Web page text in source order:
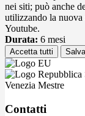
nei siti; può anche
utilizzando la
Youtube.
Durata: 6 mesi
Accetta tutti
Venezia Mestre
Contatti